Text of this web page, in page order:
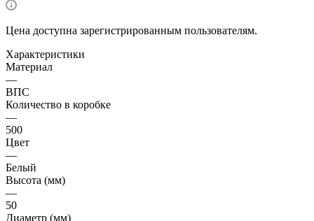
Цена доступна зарегистрированным пользователям.
Характеристики
Материал
—
ВПС
Количество в коробке
—
500
Цвет
—
Белый
Высота (мм)
—
50
Диаметр (мм)